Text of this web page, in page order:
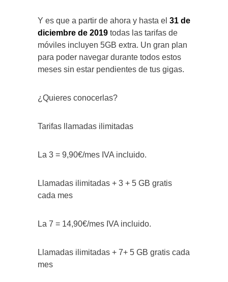
Y es que a partir de ahora y hasta el 31 de
diciembre de 2019 todas las tarifas de
móviles incluyen 5GB extra. Un gran plan
para poder navegar durante todos estos
meses sin estar pendientes de tus gigas.
¿Quieres conocerlas?
Tarifas llamadas ilimitadas
La 3 = 9,90€/mes IVA incluido.
Llamadas ilimitadas + 3 + 5 GB gratis
cada mes
La 7 = 14,90€/mes IVA incluido.
Llamadas ilimitadas + 7+ 5 GB gratis cada
mes